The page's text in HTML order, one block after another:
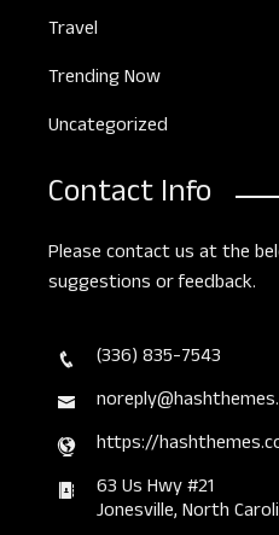
Travel
Trending Now
Uncategorized
Contact Info
Please contact us at the
suggestions or feedback.
(336) 835-7543
https://
63 Us Hwy #21
Jonesville, North